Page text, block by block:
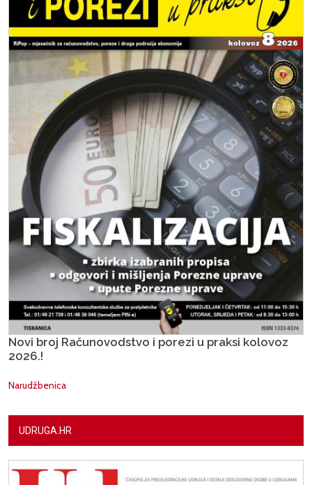
Novi broj Računovodstvo i porezi u praksi kolovoz
2026.!
Narudžbenica
UDRUGA.HR